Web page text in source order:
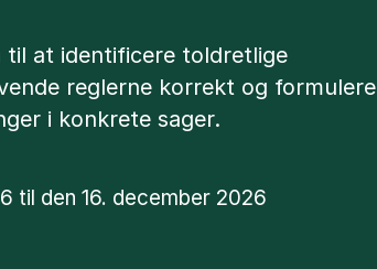
at identificere toldretlige
reglerne korrekt og formulere
i konkrete sager.
til den 16. december 2026